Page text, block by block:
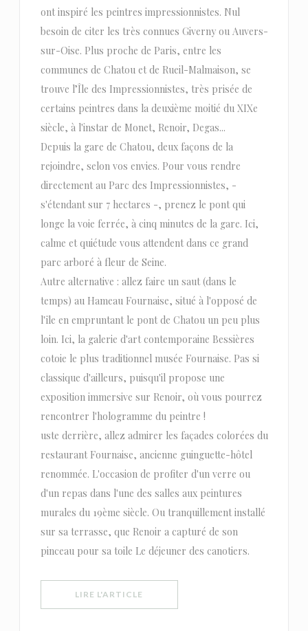
ont inspiré les peintres impressionnistes. Nul
besoin de citer les très connues Giverny ou Auvers-
sur-Oise. Plus proche de Paris, entre les
communes de Chatou et de Rueil-Malmaison, se
trouve l’Île des Impressionnistes, très prisée de
certains peintres dans la deuxième moitié du XIXe
siècle, à l'instar de Monet, Renoir, Degas...
Depuis la gare de Chatou, deux façons de la
rejoindre, selon vos envies. Pour vous rendre
directement au Parc des Impressionnistes, -
s'étendant sur 7 hectares -, prenez le pont qui
longe la voie ferrée, à cinq minutes de la gare. Ici,
calme et quiétude vous attendent dans ce grand
parc arboré à fleur de Seine.
Autre alternative : allez faire un saut (dans le
temps) au Hameau Fournaise, situé à l'opposé de
l'île en empruntant le pont de Chatou un peu plus
loin. Ici, la galerie d'art contemporaine Bessières
cotoie le plus traditionnel musée Fournaise. Pas si
classique d'ailleurs, puisqu'il propose une
exposition immersive sur Renoir, où vous pourrez
rencontrer l'hologramme du peintre !
uste derrière, allez admirer les façades colorées du
restaurant Fournaise, ancienne guinguette-hôtel
renommée. L'occasion de profiter d'un verre ou
d'un repas dans l'une des salles aux peintures
murales du 19ème siècle. Ou tranquillement installé
sur sa terrasse, que Renoir a capturé de son
pinceau pour sa toile Le déjeuner des canotiers.
LIRE L'ARTICLE